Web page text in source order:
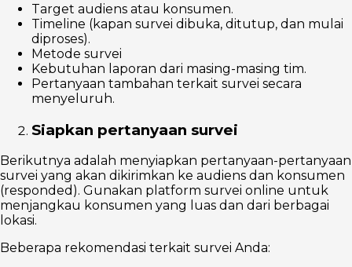
Target audiens atau konsumen.
Timeline (kapan survei dibuka, ditutup, dan mulai
diproses).
Metode survei
Kebutuhan laporan dari masing-masing tim.
Pertanyaan tambahan terkait survei secara
menyeluruh.
Siapkan pertanyaan survei
Berikutnya adalah menyiapkan pertanyaan-pertanyaan
survei yang akan dikirimkan ke audiens dan konsumen
(responded). Gunakan platform survei online untuk
menjangkau konsumen yang luas dan dari berbagai
lokasi.
Beberapa rekomendasi terkait survei Anda: